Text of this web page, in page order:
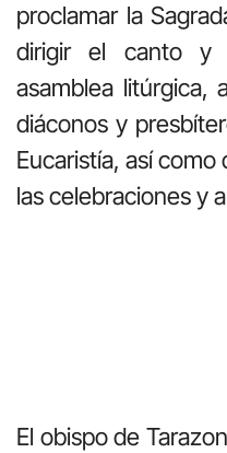
proclamar la
dirigir el canto y
asamblea litúrgica,
diáconos y
Eucaristía, así
las celebraciones y
El obispo de